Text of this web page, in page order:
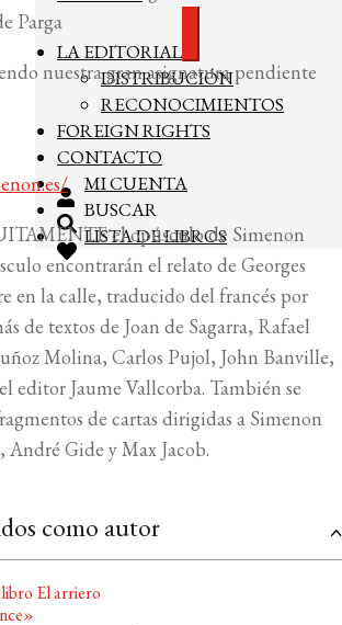
LA EDITORIAL el
menú
hijo
DISTRIBUCIÓN
RECONOCIMIENTOS
FOREIGN RIGHTS
CONTACTO
MI CUENTA
BUSCAR
LISTA DE LIBROS
Parga
nuestra gran asignatura pendiente
el opúsculo de Simenon
encontrarán el relato de Georges
en la calle, traducido del francés por
de textos de Joan de Sagarra, Rafael
Molina, Carlos Pujol, John Banville,
editor Jaume Vallcorba. También se
de cartas dirigidas a Simenon
Gide y Max Jacob.
como autor